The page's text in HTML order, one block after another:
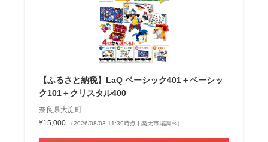
【ふるさと納税】LaQ ベーシック401＋ベーシッ
ク101＋クリスタル400
奈良県大淀町
¥15,000
（2026/08/03 11:39時点 | 楽天市場調べ）